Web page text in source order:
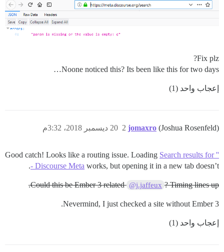
Fix plz?
Noone noticed this? Its been like this for two days…
إعجاب واحد (1)
jomaxro (Joshua Rosenfeld) 20 ديسمبر 2018، 3:32م 2
Good catch! Looks like a routing issue. Loading Search results for ''
- Discourse Meta works, but opening it in a new tab doesn’t.
Could this be Ember 3 related @j.jaffeux ? Timing lines up.
Nevermind, I just checked a site without Ember 3.
إعجاب واحد (1)